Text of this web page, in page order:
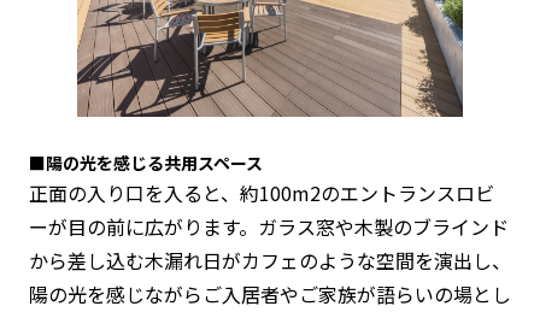
■陽の光を感じる共用スペース
正面の入り口を入ると、約100m2のエントランスロビ
ーが目の前に広がります。ガラス窓や木製のブラインド
から差し込む木漏れ日がカフェのような空間を演出し、
陽の光を感じながらご入居者やご家族が語らいの場とし